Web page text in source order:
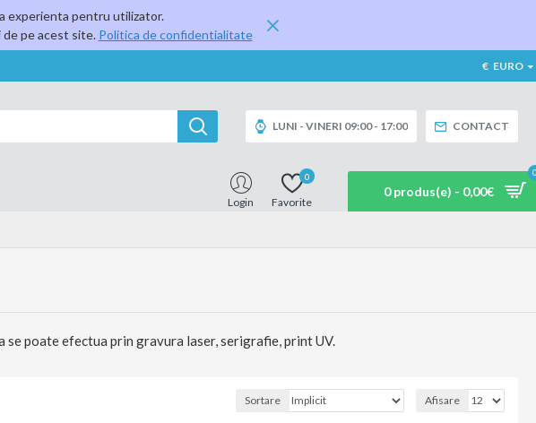
experienta pentru utilizator.
de pe acest site. Politica de confidentialitate
€ EURO
LUNI - VINERI 09:00 - 17:00 CONTACT
Login Favorite
0
0 produs(e) - 0,00€
poate efectua prin gravura laser, serigrafie, print UV.
Sortare Afisare